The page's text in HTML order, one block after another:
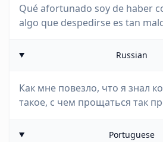
Qué afortunado soy de haber
algo que despedirse es tan
Russian
Как мне повезло, что я знал
такое, с чем прощаться так
Portuguese